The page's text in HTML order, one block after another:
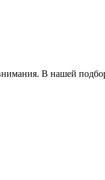
В нашей